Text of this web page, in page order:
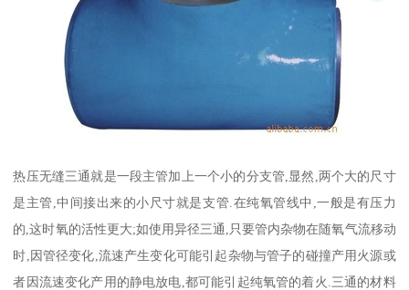
热压无缝三通就是一段主管加上一个小的分支管,显然,两个大的尺寸
是主管,中间接出来的小尺寸就是支管.在纯氧管线中,一般是有压力
的,这时氧的活性更大;如使用异径三通,只要管内杂物在随氧气流移动
时,因管径变化,流速产生变化可能引起杂物与管子的碰撞产用火源或
者因流速变化产用的静电放电,都可能引起纯氧管的着火.三通的材料